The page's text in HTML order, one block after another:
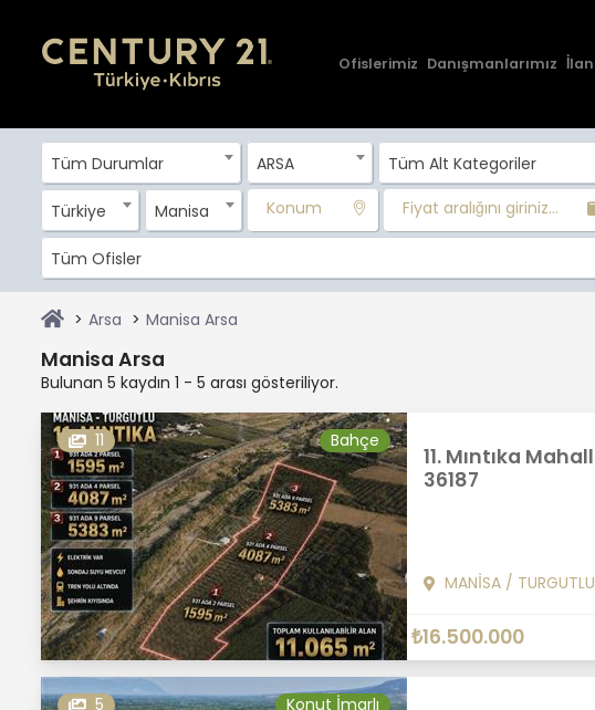
Ofislerimiz Danışmanlarımız
Tüm Durumlar ARSA Tüm Alt Kategoriler
Türkiye Manisa Konum Fiyat aralığını giriniz...
Tüm Ofisler
Arsa Manisa Arsa
Manisa Arsa
Bulunan 5 kaydın 1 - 5 arası gösteriliyor.
11 Bahçe
11. Mıntıka
36187
MANİSA/ TURGUTLU
₺16.500.000
5 Konut İmarlı